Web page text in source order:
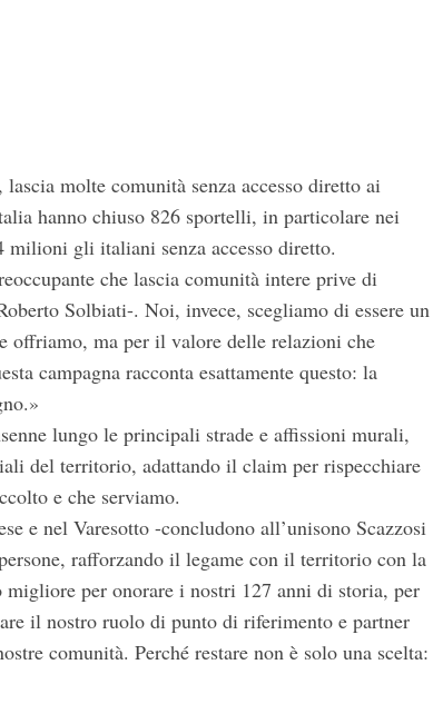
molte comunità senza accesso diretto ai
hanno chiuso 826 sportelli, in particolare nei
gli italiani senza accesso diretto.
che lascia comunità intere prive di
Solbiati-. Noi, invece, scegliamo di essere un
offriamo, ma per il valore delle relazioni che
campagna racconta esattamente questo: la
lungo le principali strade e affissioni murali,
del territorio, adattando il claim per rispecchiare
e che serviamo.
e nel Varesotto -concludono all’unisono Scazzosi
rafforzando il legame con il territorio con la
per onorare i nostri 127 anni di storia, per
il nostro ruolo di punto di riferimento e partner
comunità. Perché restare non è solo una scelta: